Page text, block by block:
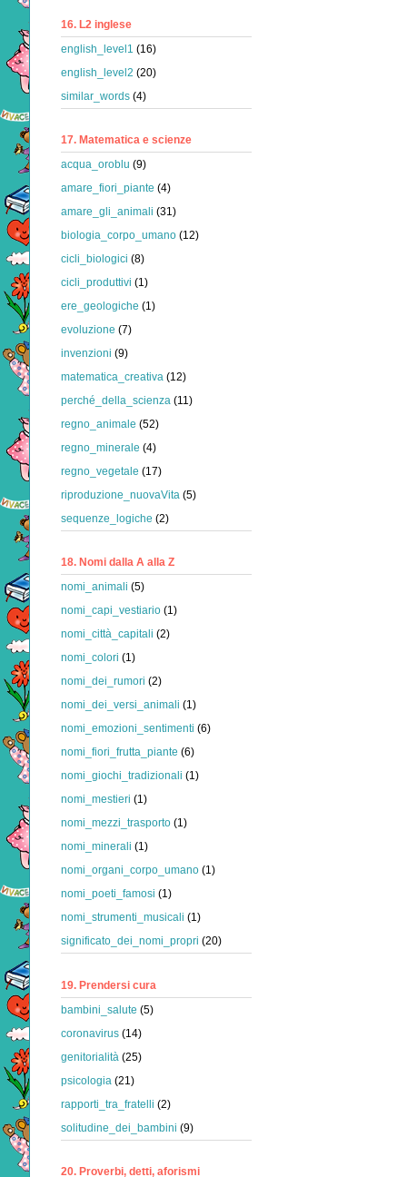
16. L2 inglese
english_level1 (16)
english_level2 (20)
similar_words (4)
17. Matematica e scienze
acqua_oroblu (9)
amare_fiori_piante (4)
amare_gli_animali (31)
biologia_corpo_umano (12)
cicli_biologici (8)
cicli_produttivi (1)
ere_geologiche (1)
evoluzione (7)
invenzioni (9)
matematica_creativa (12)
perché_della_scienza (11)
regno_animale (52)
regno_minerale (4)
regno_vegetale (17)
riproduzione_nuovaVita (5)
sequenze_logiche (2)
18. Nomi dalla A alla Z
nomi_animali (5)
nomi_capi_vestiario (1)
nomi_città_capitali (2)
nomi_colori (1)
nomi_dei_rumori (2)
nomi_dei_versi_animali (1)
nomi_emozioni_sentimenti (6)
nomi_fiori_frutta_piante (6)
nomi_giochi_tradizionali (1)
nomi_mestieri (1)
nomi_mezzi_trasporto (1)
nomi_minerali (1)
nomi_organi_corpo_umano (1)
nomi_poeti_famosi (1)
nomi_strumenti_musicali (1)
significato_dei_nomi_propri (20)
19. Prendersi cura
bambini_salute (5)
coronavirus (14)
genitorialità (25)
psicologia (21)
rapporti_tra_fratelli (2)
solitudine_dei_bambini (9)
20. Proverbi, detti, aforismi